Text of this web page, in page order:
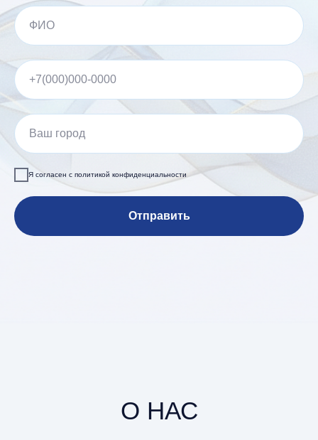
Я согласен с политикой конфиденциальности
Отправить
О НАС